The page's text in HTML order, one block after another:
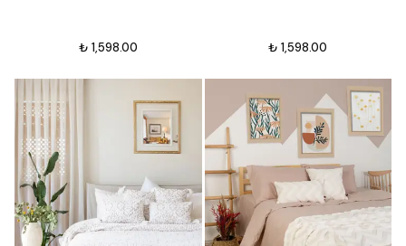
₺ 1,598.00 ₺ 1,598.00